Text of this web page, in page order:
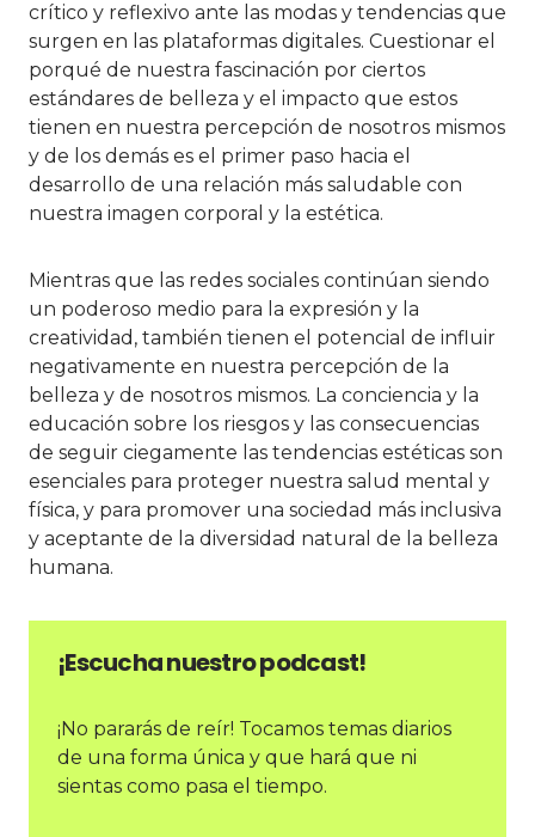
crítico y reflexivo ante las modas y tendencias que
surgen en las plataformas digitales. Cuestionar el
porqué de nuestra fascinación por ciertos
estándares de belleza y el impacto que estos
tienen en nuestra percepción de nosotros mismos
y de los demás es el primer paso hacia el
desarrollo de una relación más saludable con
nuestra imagen corporal y la estética.
Mientras que las redes sociales continúan siendo
un poderoso medio para la expresión y la
creatividad, también tienen el potencial de influir
negativamente en nuestra percepción de la
belleza y de nosotros mismos. La conciencia y la
educación sobre los riesgos y las consecuencias
de seguir ciegamente las tendencias estéticas son
esenciales para proteger nuestra salud mental y
física, y para promover una sociedad más inclusiva
y aceptante de la diversidad natural de la belleza
humana.
¡Escucha nuestro podcast!
¡No pararás de reír! Tocamos temas diarios
de una forma única y que hará que ni
sientas como pasa el tiempo.